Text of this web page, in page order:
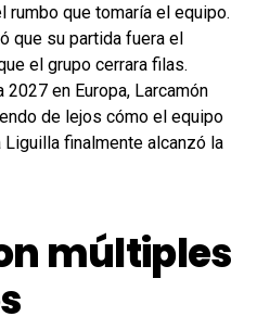
rumbo que tomaría el equipo.
que su partida fuera el
el grupo cerrara filas.
2027 en Europa, Larcamón
de lejos cómo el equipo
finalmente alcanzó la
múltiples